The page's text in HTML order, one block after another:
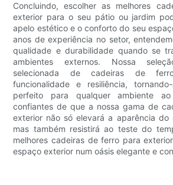
Concluindo, escolher as melhores
exterior para o seu pátio ou jardim
apelo estético e o conforto do seu
anos de experiência no setor,
qualidade e durabilidade quando se
ambientes externos. Nossa
selecionada de cadeiras de
funcionalidade e resiliência,
perfeito para qualquer ambiente
confiantes de que a nossa gama de
exterior não só elevará a aparência do
mas também resistirá ao teste do
melhores cadeiras de ferro para
espaço exterior num oásis elegante e